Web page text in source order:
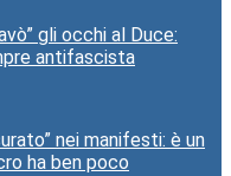
gli occhi al Duce:
antifascista
nei manifesti: è un
ha ben poco